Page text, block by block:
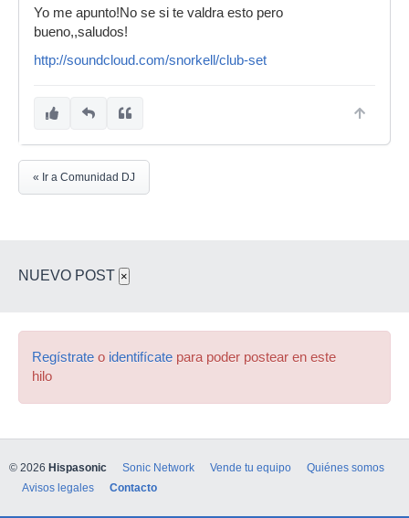
Yo me apunto!No se si te valdra esto pero
bueno,,saludos!
http://soundcloud.com/snorkell/club-set
« Ir a Comunidad DJ
NUEVO POST ×
Regístrate o identifícate para poder postear en este
hilo
© 2026 Hispasonic Sonic Network Vende tu equipo
Quiénes somos
Avisos legales
Contacto